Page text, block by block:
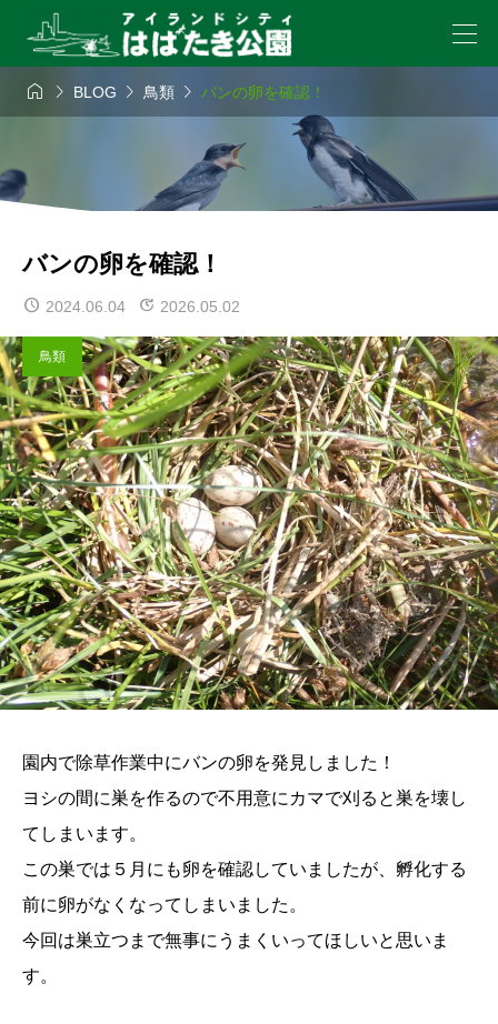
  BLOG  鳥類  バンの卵を確認！
バンの卵を確認！
2024.06.04 2026.05.02
鳥類
園内で除草作業中にバンの卵を発見しました！
ヨシの間に巣を作るので不用意にカマで刈ると巣を壊し
てしまいます。
この巣では５月にも卵を確認していましたが、孵化する
前に卵がなくなってしまいました。
今回は巣立つまで無事にうまくいってほしいと思いま
す。